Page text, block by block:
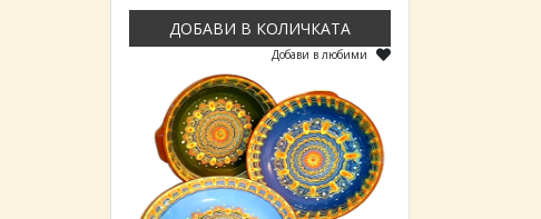
ДОБАВИ В КОЛИЧКАТА
Добави в любими